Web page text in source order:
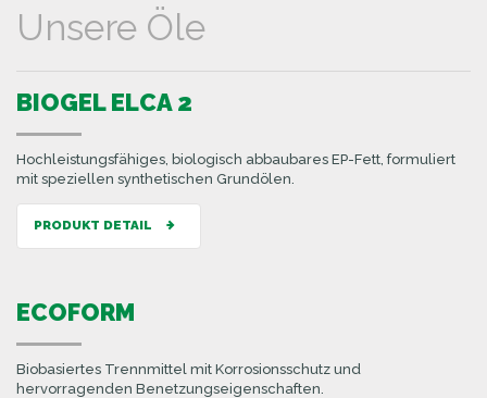
Unsere Öle
BIOGEL ELCA 2
Hochleistungsfähiges, biologisch abbaubares EP-Fett, formuliert
mit speziellen synthetischen Grundölen.
PRODUKT DETAIL
ECOFORM
Biobasiertes Trennmittel mit Korrosionsschutz und
hervorragenden Benetzungseigenschaften.